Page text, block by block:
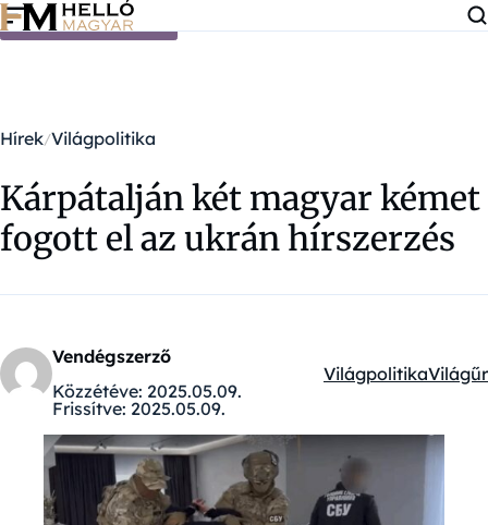
Ugrás a tartalomra
Hírek Világpolitika
Kárpátalján két magyar kémet
fogott el az ukrán hírszerzés
Vendégszerző
Közzétéve: 2025.05.09.
Frissítve: 2025.05.09.
Kategóriák:
VilágpolitikaVilágűr